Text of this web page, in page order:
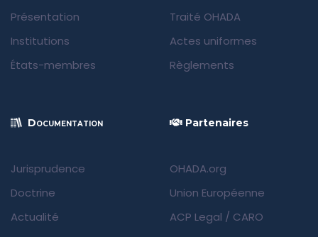
Présentation
Institutions
États-membres
Traité OHADA
Actes uniformes
Règlements
Documentation
Jurisprudence
Doctrine
Actualité
Partenaires
OHADA.org
Union Européenne
ACP Legal / CARO